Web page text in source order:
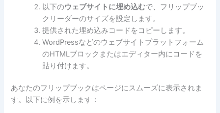
以下のウェブサイトに埋め込むで、フリップブッ
クリーダーのサイズを設定します。
提供された埋め込みコードをコピーします。
WordPressなどのウェブサイトプラットフォーム
のHTMLブロックまたはエディター内にコードを
貼り付けます。
あなたのフリップブックはページにスムーズに表示されま
す。以下に例を示します：